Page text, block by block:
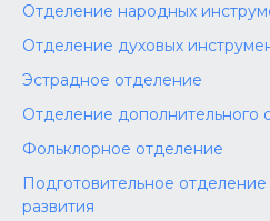
Отделение народных
Отделение духовых
Эстрадное отделение
Отделение дополнительного
Фольклорное отделение
Подготовительное отделение
развития